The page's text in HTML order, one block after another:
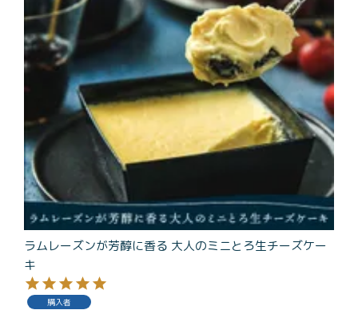
とろ生 まとめ買いお得
セット
お中元
紅茶toroaTea
焼き菓子
toroa夏のアウトレッ
トセール
濃抹茶とろ生ガトーシ
ョコラ
とろ生シュー
クッキー缶
紅茶toroaTeaギフト
お誕生日セット
手さげ袋
季節限定
価格別
ラムレーズンが芳醇に香る 大人のミニとろ生チーズケー
キ
購入者